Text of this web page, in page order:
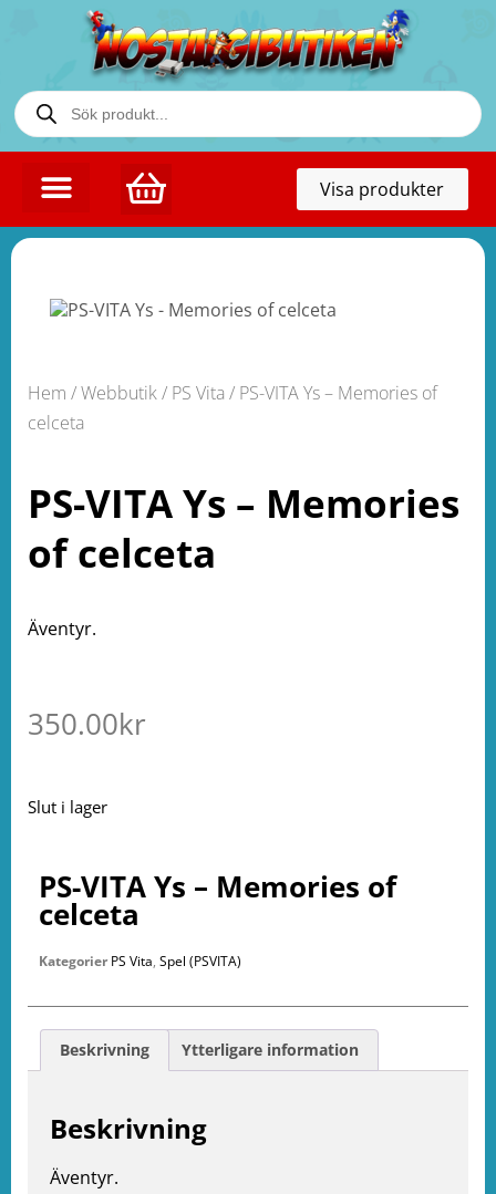
Visa produkter
Hem /Webbutik/ PS Vita / PS-VITA Ys – Memories of
celceta
PS-VITA Ys – Memories
of celceta
Äventyr.
350.00kr
Slut i lager
PS-VITA Ys – Memories of
celceta
Kategorier PS Vita, Spel (PSVITA)
Beskrivning Ytterligare information
Beskrivning
Äventyr.